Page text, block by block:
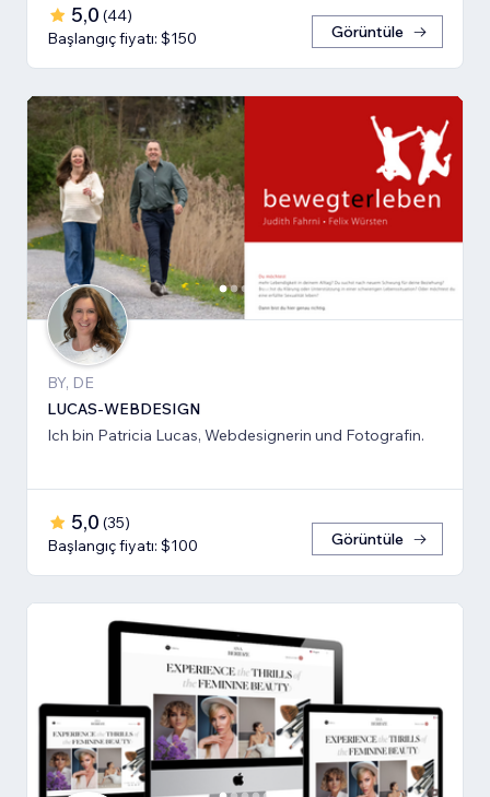
5,0 (44)
Başlangıç fiyatı: $150
Görüntüle
BY, DE
LUCAS-WEBDESIGN
Ich bin Patricia Lucas, Webdesignerin und Fotografin.
5,0 (35)
Başlangıç fiyatı: $100
Görüntüle